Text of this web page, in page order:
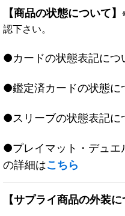
【商品の状態について】
認下さい。
●カードの状態表記につ
●鑑定済カードの状態に
●スリーブの状態表記に
●プレイマット・デュエ
の詳細はこちら
【サプライ商品の外装に